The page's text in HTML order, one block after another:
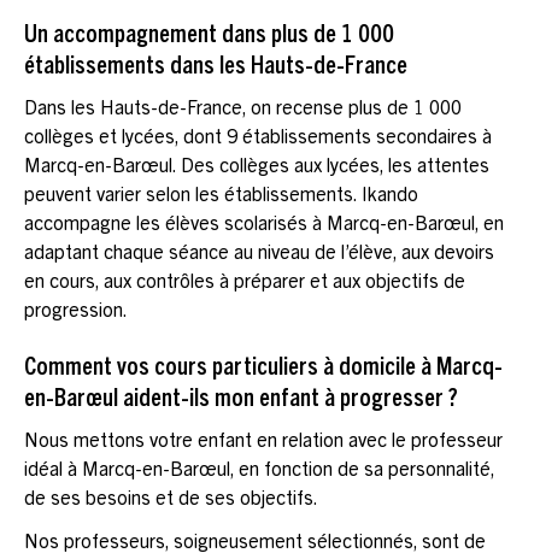
Un accompagnement dans plus de 1 000
établissements dans les Hauts-de-France
Dans les Hauts-de-France, on recense plus de 1 000
collèges et lycées, dont 9 établissements secondaires à
Marcq-en-Barœul. Des collèges aux lycées, les attentes
peuvent varier selon les établissements. Ikando
accompagne les élèves scolarisés à Marcq-en-Barœul, en
adaptant chaque séance au niveau de l’élève, aux devoirs
en cours, aux contrôles à préparer et aux objectifs de
progression.
Comment vos cours particuliers à domicile à Marcq-
en-Barœul aident-ils mon enfant à progresser ?
Nous mettons votre enfant en relation avec le professeur
idéal à Marcq-en-Barœul, en fonction de sa personnalité,
de ses besoins et de ses objectifs.
Nos professeurs, soigneusement sélectionnés, sont de